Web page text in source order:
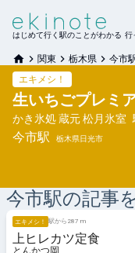
はじめて行く駅のことがわかる 行
関東 栃木県 今市
エキメシ！
生いちごプレミ
かき氷処 蔵元 松月氷室
今市駅 栃木県日光市
今市駅の記事
エキメシ！ 駅から287 m
上ヒレカツ定食
とんかつ岡